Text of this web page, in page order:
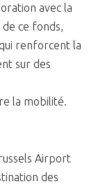
avec la
de ce fonds,
renforcent la
sur des
la mobilité.
Airport
des